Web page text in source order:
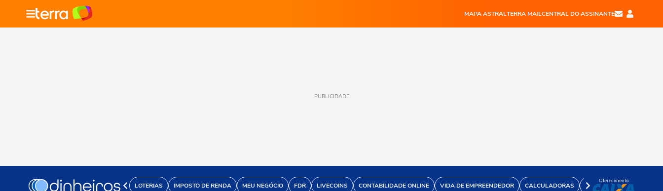
MAPA ASTRALTERRA MAILCENTRAL DO ASSINANTE
PUBLICIDADE
LOTERIAS IMPOSTO DE RENDA MEU NEGÓCIO FDR LIVECOINS CONTABILIDADE ONLINE VIDA DE EMPREENDEDOR CALCULADORAS VÍDEOS
Oferecimento